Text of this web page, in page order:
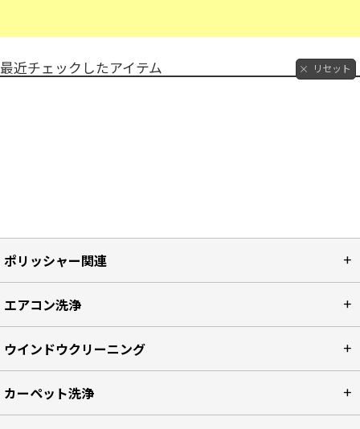
最近チェックしたアイテム リセット
ポリッシャー関連
エアコン洗浄
ウインドウクリーニング
カーペット洗浄